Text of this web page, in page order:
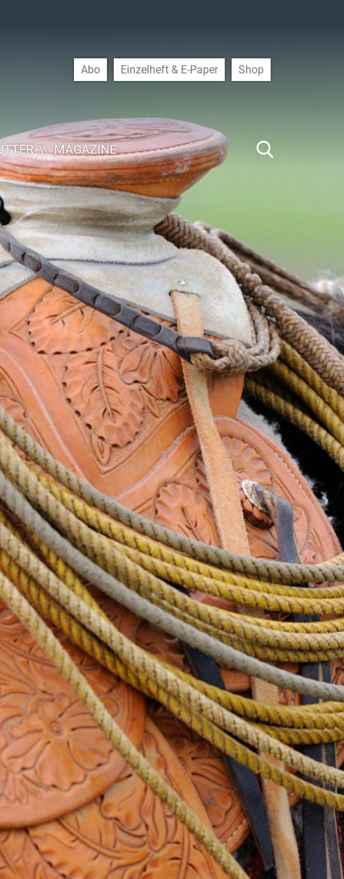
MAGAZINE
Abo Einzelheft & E-Paper Shop